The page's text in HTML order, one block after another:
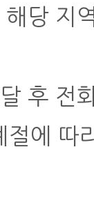
당 지
후 전
에 따